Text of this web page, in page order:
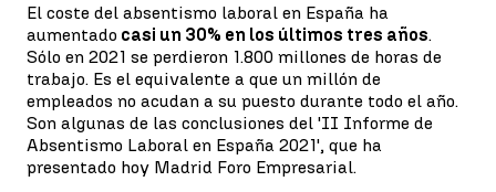
El coste del absentismo laboral en España ha
aumentado casi un 30% en los últimos tres años.
Sólo en 2021 se perdieron 1.800 millones de horas de
trabajo. Es el equivalente a que un millón de
empleados no acudan a su puesto durante todo el año.
Son algunas de las conclusiones del 'II Informe de
Absentismo Laboral en España 2021', que ha
presentado hoy Madrid Foro Empresarial.